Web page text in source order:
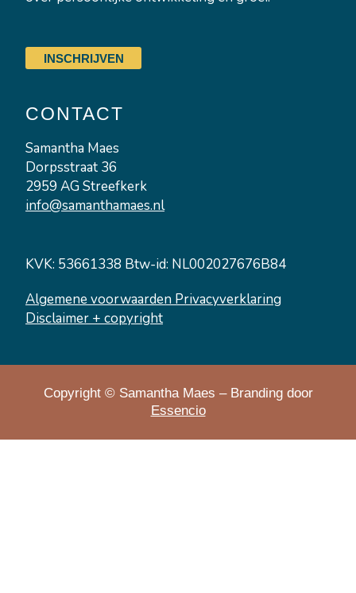
-
i
n
m
INSCHRIJVEN
CONTACT
Samantha Maes
Dorpsstraat 36
2959 AG Streefkerk
info@samanthamaes.nl
KVK: 53661338 Btw-id: NL002027676B84
Algemene voorwaarden Privacyverklaring
Disclaimer + copyright
Copyright © Samantha Maes – Branding door
Essencio